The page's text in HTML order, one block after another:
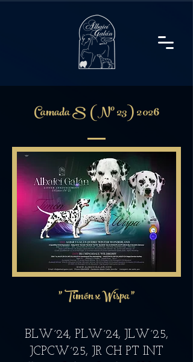
Camada S (Nº 23) 2026
"Timón x Wispa "
BLW´24, PLW´24, JLW´25,
JCPCW´25, JR CH PT INT